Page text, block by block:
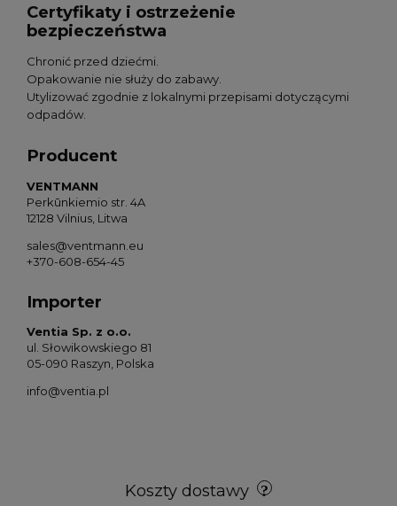
Certyfikaty i ostrzeżenie
bezpieczeństwa
Chronić przed dziećmi.
Opakowanie nie służy do zabawy.
Utylizować zgodnie z lokalnymi przepisami dotyczącymi
odpadów.
Producent
VENTMANN
Perkūnkiemio str. 4A
12128 Vilnius, Litwa
sales@ventmann.eu
+370-608-654-45
Importer
Ventia Sp. z o.o.
ul. Słowikowskiego 81
05-090 Raszyn, Polska
info@ventia.pl
Koszty dostawy